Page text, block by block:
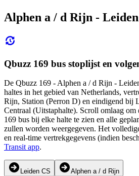
Alphen a / d Rijn - Leiden
Qbuzz 169 bus stoplijst en
De Qbuzz 169 - Alphen a / d Rijn -
haltes in het gebied van Netherlands,
Rijn, Station (Perron D) en eindigend bij
Centraal (Uitstaphalte). Scroll omlaag om
169 bus bij elke halte te zien en alle
zullen worden weergegeven. Het
en real-time vertrekgegevens (indien
Transit app.
Leiden CS Alphen a / d Rijn